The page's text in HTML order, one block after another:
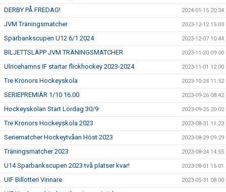
DERBY PÅ FREDAG! 2024-01-15 20:34
JVM Träningsmatcher 2023-12-12 15:03
Sparbankscupen U12 6/1 2024 2023-12-07 10:44
BILJETTSLÄPP JVM TRÄNINGSMATCHER 2023-11-20 09:00
Ulricehamns IF startar flickhockey 2023-2024 2023-11-01 12:00
Tre Kronors Hockeyskola 2023-10-24 11:52
SERIEPREMIÄR 1/10 16.00 2023-09-26 08:42
Hockeyskolan Start Lördag 30/9 2023-09-25 20:02
Tre Kronors Hockeyskola 2023 2023-08-31 11:23
Seriematcher Hockeytvåan Höst 2023 2023-08-29 09:29
Träningsmatcher 2023 2023-08-24 14:55
U14 Sparbankscupen 2023 två platser kvar! 2023-08-01 15:01
UIF Billotteri Vinnare 2023-05-31 08:00